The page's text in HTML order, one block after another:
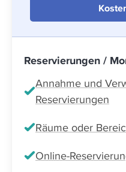
Reservierungen /
Annahme und
Reservierungen
Räume oder
Online-